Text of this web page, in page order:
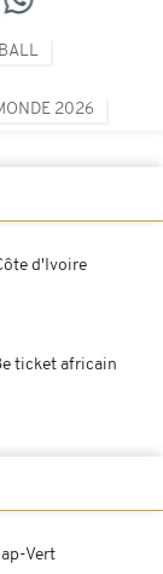
2026
d'Ivoire
ticket africain
Vert